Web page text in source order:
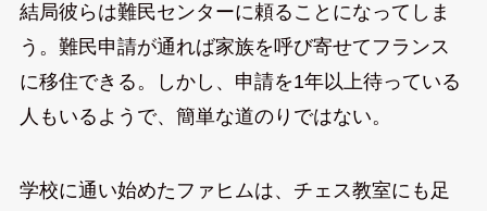
結局彼らは難民センターに頼ることになってしま
う。難民申請が通れば家族を呼び寄せてフランス
に移住できる。しかし、申請を1年以上待っている
人もいるようで、簡単な道のりではない。
学校に通い始めたファヒムは、チェス教室にも足